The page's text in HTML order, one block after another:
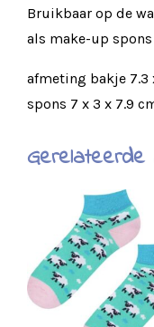
Bruikbaar op de
als make-up
afmeting bakje 7.3
spons 7 x 3 x 7.9